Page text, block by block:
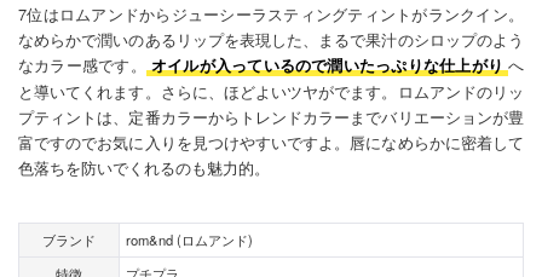
7位はロムアンドからジューシーラスティングティントがランクイン。
なめらかで潤いのあるリップを表現した、まるで果汁のシロップのよう
なカラー感です。
オイルが入っているので潤いたっぷりな仕上がり へ
と導いてくれます。さらに、ほどよいツヤがでます。ロムアンドのリッ
プティントは、定番カラーからトレンドカラーまでバリエーションが豊
富ですのでお気に入りを見つけやすいですよ。唇になめらかに密着して
色落ちを防いでくれるのも魅力的。
ブランド
rom&nd (ロムアンド)